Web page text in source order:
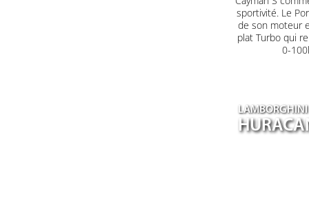
sportivité. Le
de son moteur
plat Turbo qui
0-
LAMBORGHINI